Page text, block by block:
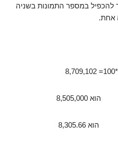
לשניה :100צריך להכפיל במספר התמונות בשניה
אחת.